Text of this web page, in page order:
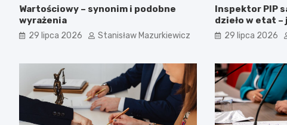
Wartościowy – synonim i podobne
wyrażenia
29 lipca 2026 Stanisław Mazurkiewicz
Inspektor PIP
dzieło w etat
29 lipca 2026